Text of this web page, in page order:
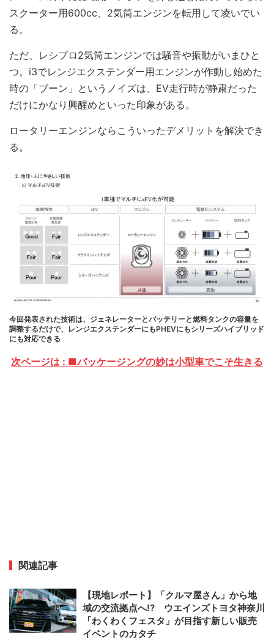
スクーター用600cc、2気筒エンジンを転用して凌いでい
る。
ただ、レシプロ2気筒エンジンでは騒音や振動がいまひと
つ。i3でレンジエクステンダー用エンジンが作動し始めた
時の「ブーン」というノイズは、EV走行時が静粛だった
だけにかなり興醒めといった印象がある。
ロータリーエンジンならこういったデメリットを解決でき
る。
今回発表された技術は、ジェネレーターとバッテリーと燃料タンクの容量を
調整するだけで、レンジエクステンダーにもPHEVにもシリーズハイブリッド
にも対応できる
次ページは : ■パッケージングの妙は小型車でこそ生きる
関連記事
【現地レポート】「クルマ屋さん」から地
域の交流拠点へ!? ウエインズトヨタ神奈川
「わくわくフェスタ」が目指す新しい販売
イベントのカタチ